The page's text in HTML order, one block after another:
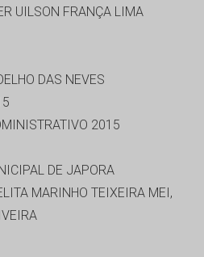
UILSON FRANÇA LIMA
DAS NEVES
2015
DE JAPORA
MARINHO TEIXEIRA MEI,